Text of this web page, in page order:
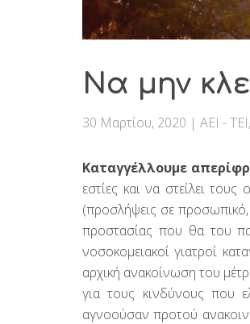
Να μην
30 Μαρτίου, 2020 | ΑΕΙ - ΤΕΙ,
Καταγγέλλουμε
εστίες και να στείλει
(προσλήψεις σε προσωπικό,
προστασίας που θα του
νοσοκομειακοί γιατροί
αρχική ανακοίνωση του
για τους κινδύνους που
αγνοούσαν προτού